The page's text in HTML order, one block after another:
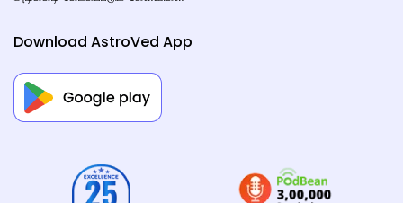
Download AstroVed App